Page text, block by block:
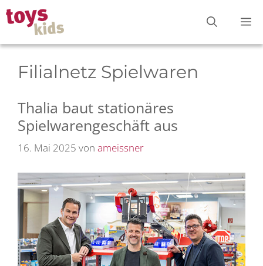
Zum
Inhalt
springen
Filialnetz Spielwaren
Thalia baut stationäres
Spielwarengeschäft aus
16. Mai 2025 von ameissner